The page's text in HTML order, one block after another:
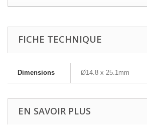
FICHE TECHNIQUE
Dimensions Ø14.8 x 25.1mm
EN SAVOIR PLUS